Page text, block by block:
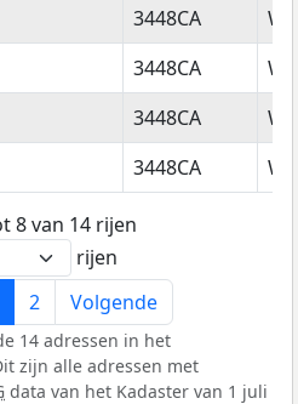
3448CA
3448CA
3448CA
3448CA
8 van 14 rijen
rijen
2 Volgende
14 adressen in het
zijn alle adressen met
data van het Kadaster van 1 juli